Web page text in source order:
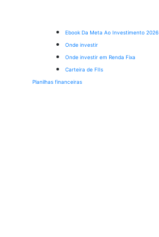
Ebook Da Meta Ao Investimento 2026
Onde investir
Onde investir em Renda Fixa
Carteira de FIIs
Planilhas financeiras